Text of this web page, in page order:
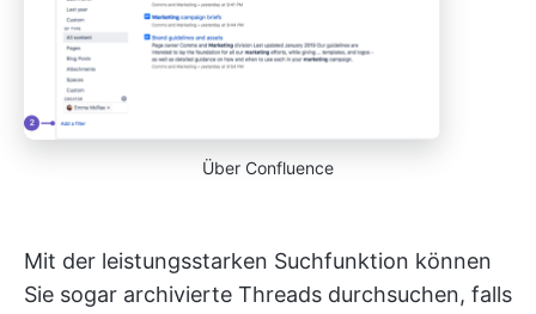
Über Confluence
Mit der leistungsstarken Suchfunktion können
Sie sogar archivierte Threads durchsuchen, falls